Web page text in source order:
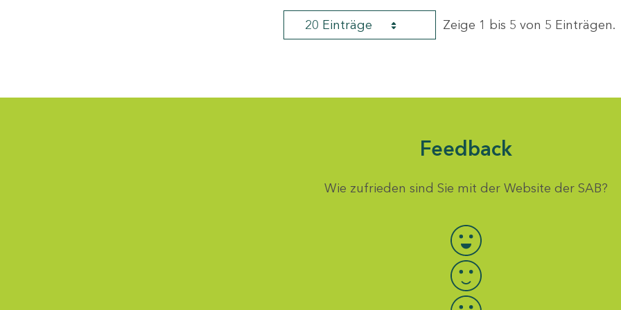
20 Einträge Zeige 1 bis 5 von 5 Einträgen.
Feedback
Wie zufrieden sind Sie mit der Website der SAB?
Bewertung auswählen